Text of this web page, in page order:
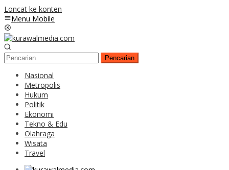
Loncat ke konten
Menu Mobile
Pencarian
Nasional
Metropolis
Hukum
Politik
Ekonomi
Tekno & Edu
Olahraga
Wisata
Travel